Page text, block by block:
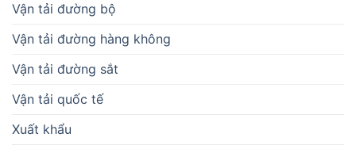
Vận tải đường bộ
Vận tải đường hàng không
Vận tải đường sắt
Vận tải quốc tế
Xuất khẩu